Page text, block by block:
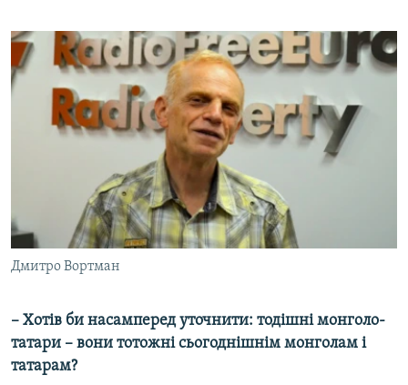
Дмитро Вортман
– Хотів би насамперед уточнити: тодішні монголо-
татари – вони тотожні сьогоднішнім монголам і
татарам?